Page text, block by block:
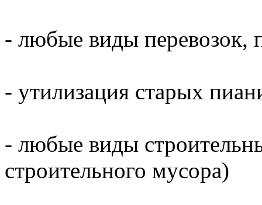
- любые виды перевозок,
- утилизация старых
- любые виды
строительного мусора)